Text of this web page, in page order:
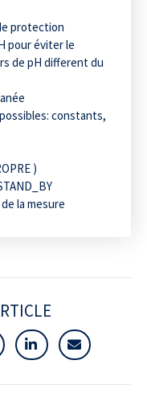
protection
pour éviter le
de pH different du
constants,
)
la mesure